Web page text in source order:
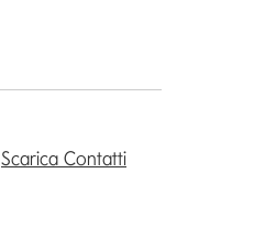
Scarica Contatti